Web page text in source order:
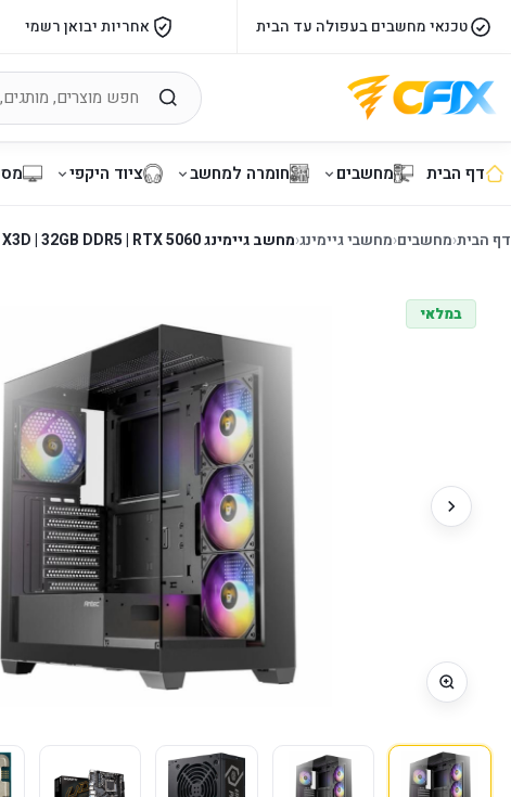
טכנאי מחשבים בעפולה עד הבית אחריות יבואן רשמי
דף הבית מחשבים חומרה למחשב ציוד היקפי
דף הבית‹מחשבים‹מחשבי גיימינג‹מחשב גיימינג CX300 ARGB | Ryzen 7 X3D | 32GB DDR5 | RTX 5060
במלאי